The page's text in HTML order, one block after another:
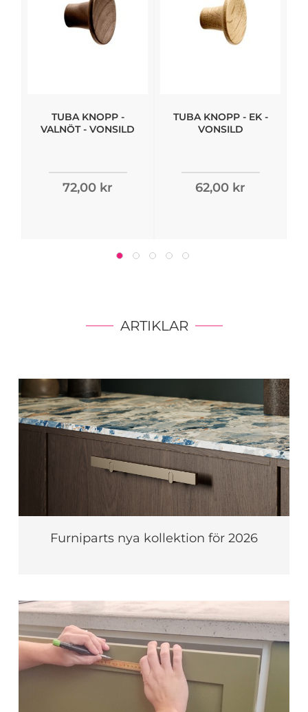
TUBA KNOPP -
VALNÖT - VONSILD
72,00 kr
TUBA KNOPP - EK -
VONSILD
62,00 kr
ARTIKLAR
Furniparts nya kollektion för 2026